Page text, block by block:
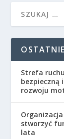
Strefa
bezpieczną
rozwoju
stworzyć
lata